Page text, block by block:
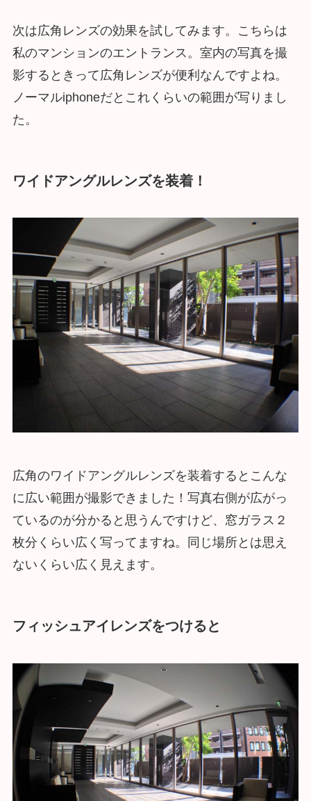
次は広角レンズの効果を試してみます。こちらは
私のマンションのエントランス。室内の写真を撮
影するときって広角レンズが便利なんですよね。
ノーマルiphoneだとこれくらいの範囲が写りまし
た。
ワイドアングルレンズを装着！
広角のワイドアングルレンズを装着するとこんな
に広い範囲が撮影できました！写真右側が広がっ
ているのが分かると思うんですけど、窓ガラス２
枚分くらい広く写ってますね。同じ場所とは思え
ないくらい広く見えます。
フィッシュアイレンズをつけると